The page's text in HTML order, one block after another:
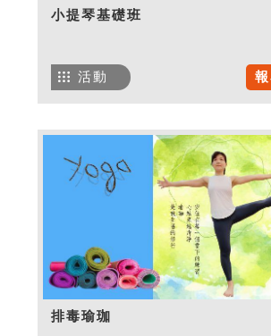
小提琴基礎班
活動
排毒瑜珈